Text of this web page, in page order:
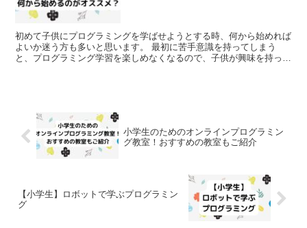
初めて子供にプログラミングを学ばせようとする時、何から始めれば
よいか迷う方も多いと思います。 最初に苦手意識を持ってしまう
と、プログラミング学習を楽しめなくなるので、子供が興味を持って
小学生のためのオンラインプログラミン
グ教室！おすすめの教室もご紹介
【小学生】ロボットで学ぶプログラミン
グ